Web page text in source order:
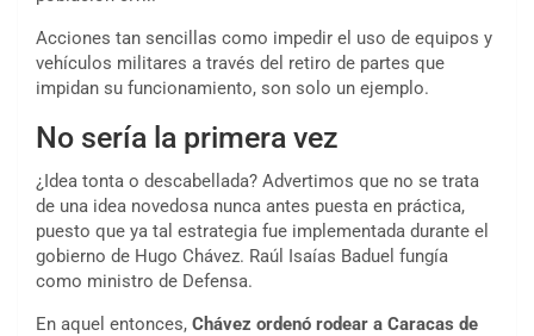
Acciones tan sencillas como impedir el uso de equipos y
vehículos militares a través del retiro de partes que
impidan su funcionamiento, son solo un ejemplo.
No sería la primera vez
¿Idea tonta o descabellada? Advertimos que no se trata
de una idea novedosa nunca antes puesta en práctica,
puesto que ya tal estrategia fue implementada durante el
gobierno de Hugo Chávez. Raúl Isaías Baduel fungía
como ministro de Defensa.
En aquel entonces, Chávez ordenó rodear a Caracas de